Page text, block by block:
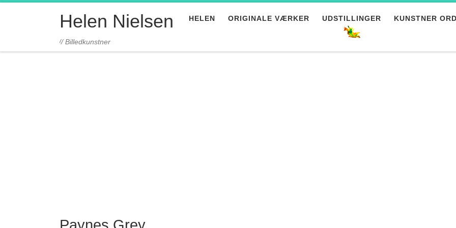
Fortsæt til indholdHelen Nielsen
// Billedkunstner
HELEN ORIGINALE VÆRKER UDSTILLINGER KUNSTNER